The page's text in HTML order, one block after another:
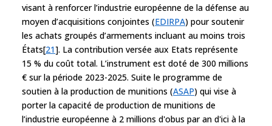
visant à renforcer l’industrie européenne de la défense au
moyen d’acquisitions conjointes (EDIRPA) pour soutenir
les achats groupés d’armements incluant au moins trois
États[21]. La contribution versée aux Etats représente
15 % du coût total. L’instrument est doté de 300 millions
€ sur la période 2023-2025. Suite le programme de
soutien à la production de munitions (ASAP) qui vise à
porter la capacité de production de munitions de
l’industrie européenne à 2 millions d'obus par an d'ici à la